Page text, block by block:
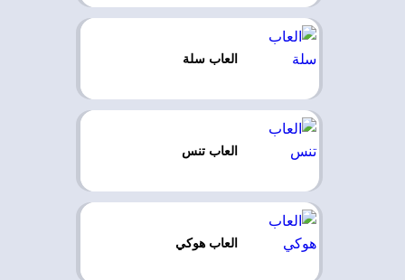
العاب سلة
العاب تنس
العاب هوكي